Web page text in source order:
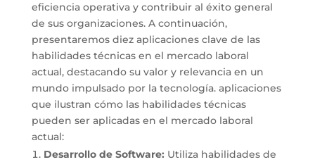
eficiencia operativa y contribuir al éxito general
de sus organizaciones. A continuación,
presentaremos diez aplicaciones clave de las
habilidades técnicas en el mercado laboral
actual, destacando su valor y relevancia en un
mundo impulsado por la tecnología. aplicaciones
que ilustran cómo las habilidades técnicas
pueden ser aplicadas en el mercado laboral
actual:
Desarrollo de Software: Utiliza habilidades de